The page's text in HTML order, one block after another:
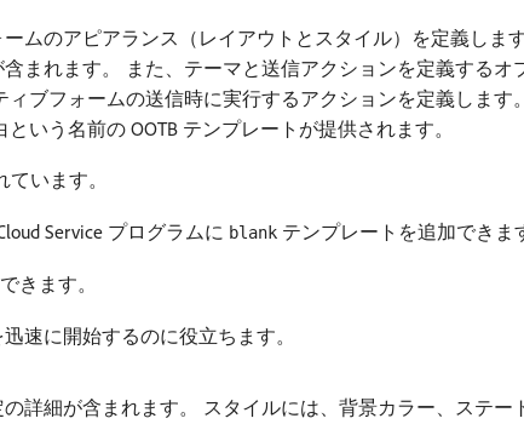
ムのアピアランス（レイアウトとスタイル）を定義しま
まれます。 また、テーマと送信アクションを定義するオ
ブフォームの送信時に実行するアクションを定義します
いう名前の OOTB テンプレートが提供されます。
います。
Service プログラムに blank テンプレートを追加できま
きます。
速に開始するのに役立ちます。
詳細が含まれます。 スタイルには、背景カラー、ステー